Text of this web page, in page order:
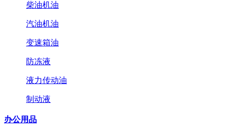
柴油机油
汽油机油
变速箱油
防冻液
液力传动油
制动液
办公用品